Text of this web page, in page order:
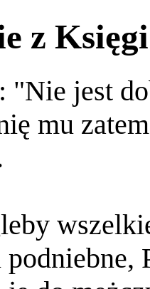
z
"Nie jest
mu